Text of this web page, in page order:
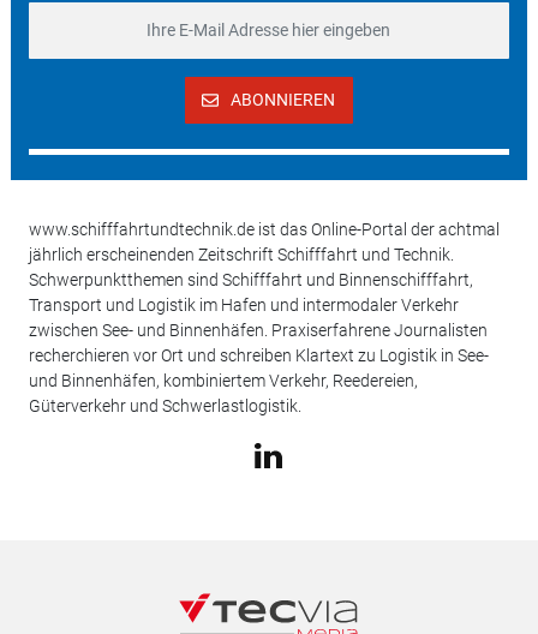
ABONNIEREN
www.schifffahrtundtechnik.de ist das Online-Portal der achtmal
jährlich erscheinenden Zeitschrift Schifffahrt und Technik.
Schwerpunktthemen sind Schifffahrt und Binnenschifffahrt,
Transport und Logistik im Hafen und intermodaler Verkehr
zwischen See- und Binnenhäfen. Praxiserfahrene Journalisten
recherchieren vor Ort und schreiben Klartext zu Logistik in See-
und Binnenhäfen, kombiniertem Verkehr, Reedereien,
Güterverkehr und Schwerlastlogistik.